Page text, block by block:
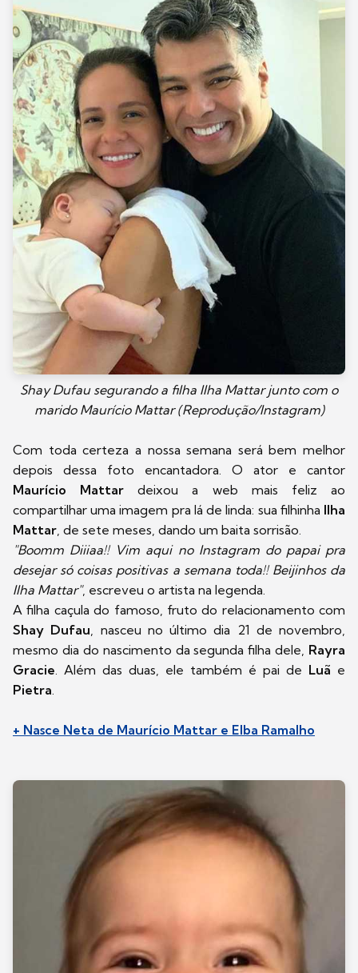
Shay Dufau segurando a filha Ilha Mattar junto com o
marido Maurício Mattar (Reprodução/Instagram)
Com toda certeza a nossa semana será bem melhor
depois dessa foto encantadora. O ator e cantor
Maurício Mattar deixou a web mais feliz ao
compartilhar uma imagem pra lá de linda: sua filhinha Ilha
Mattar, de sete meses, dando um baita sorrisão.
"Boomm Diiiaa!! Vim aqui no Instagram do papai pra
desejar só coisas positivas a semana toda!! Beijinhos da
Ilha Mattar", escreveu o artista na legenda.
A filha caçula do famoso, fruto do relacionamento com
Shay Dufau, nasceu no último dia 21 de novembro,
mesmo dia do nascimento da segunda filha dele, Rayra
Gracie. Além das duas, ele também é pai de Luã e
Pietra.
+ Nasce Neta de Maurício Mattar e Elba Ramalho